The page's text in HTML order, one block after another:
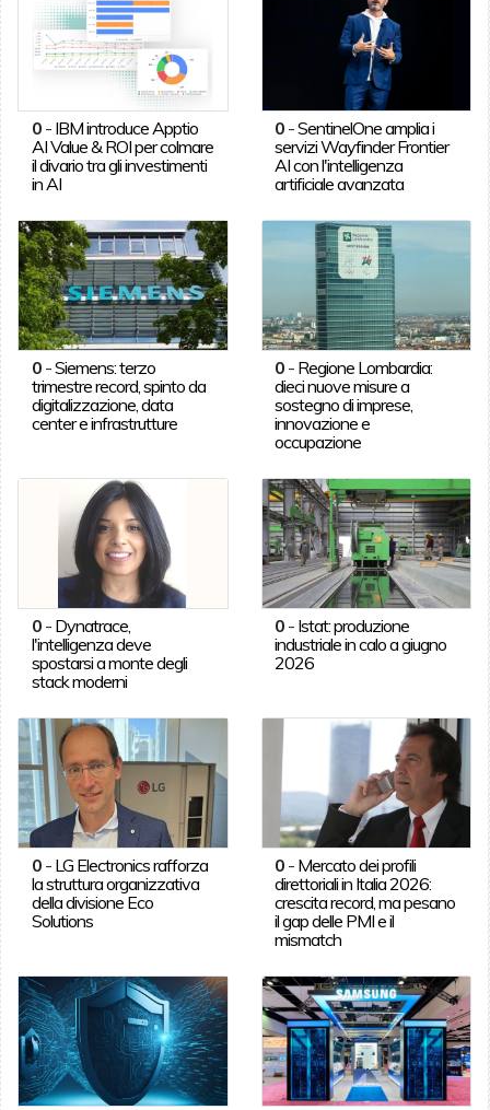
0- IBM introduce Apptio
AI Value & ROI per colmare
il divario tra gli investimenti
in AI
0 -SentinelOne amplia i
servizi Wayfinder Frontier
AI con l'intelligenza
artificiale avanzata
0-Siemens: terzo
trimestre record, spinto da
digitalizzazione, data
center e infrastrutture
0 - Regione Lombardia:
dieci nuove misure a
sostegno di imprese,
innovazione e
occupazione
0- Dynatrace,
l'intelligenza deve
spostarsi a monte degli
stack moderni
0 - Istat: produzione
industriale in calo a giugno
2026
0- LG Electronics rafforza
la struttura organizzativa
della divisione Eco
Solutions
0 - Mercato dei profili
direttoriali in Italia 2026:
crescita record, ma pesano
il gap delle PMI e il
mismatch